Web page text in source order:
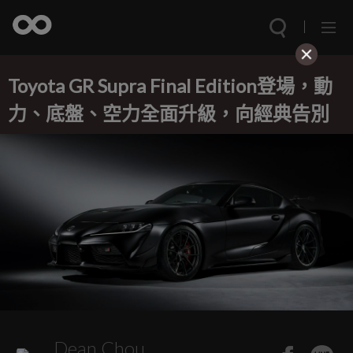
Toyota GR Supra Final Edition登場，動
力、底盤、空力全面升級，向經典告別
Dean Chou